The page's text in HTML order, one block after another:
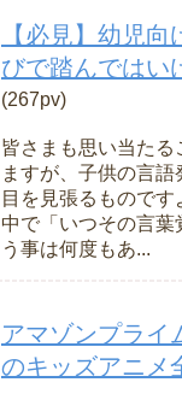
【必見】幼児
びで踏んではい
(267pv)
皆さまも思い当たる
ますが、子供の言
目を見張るもので
中で「いつその言葉
う事は何度もあ...
アマゾンプライ
のキッズアニメ